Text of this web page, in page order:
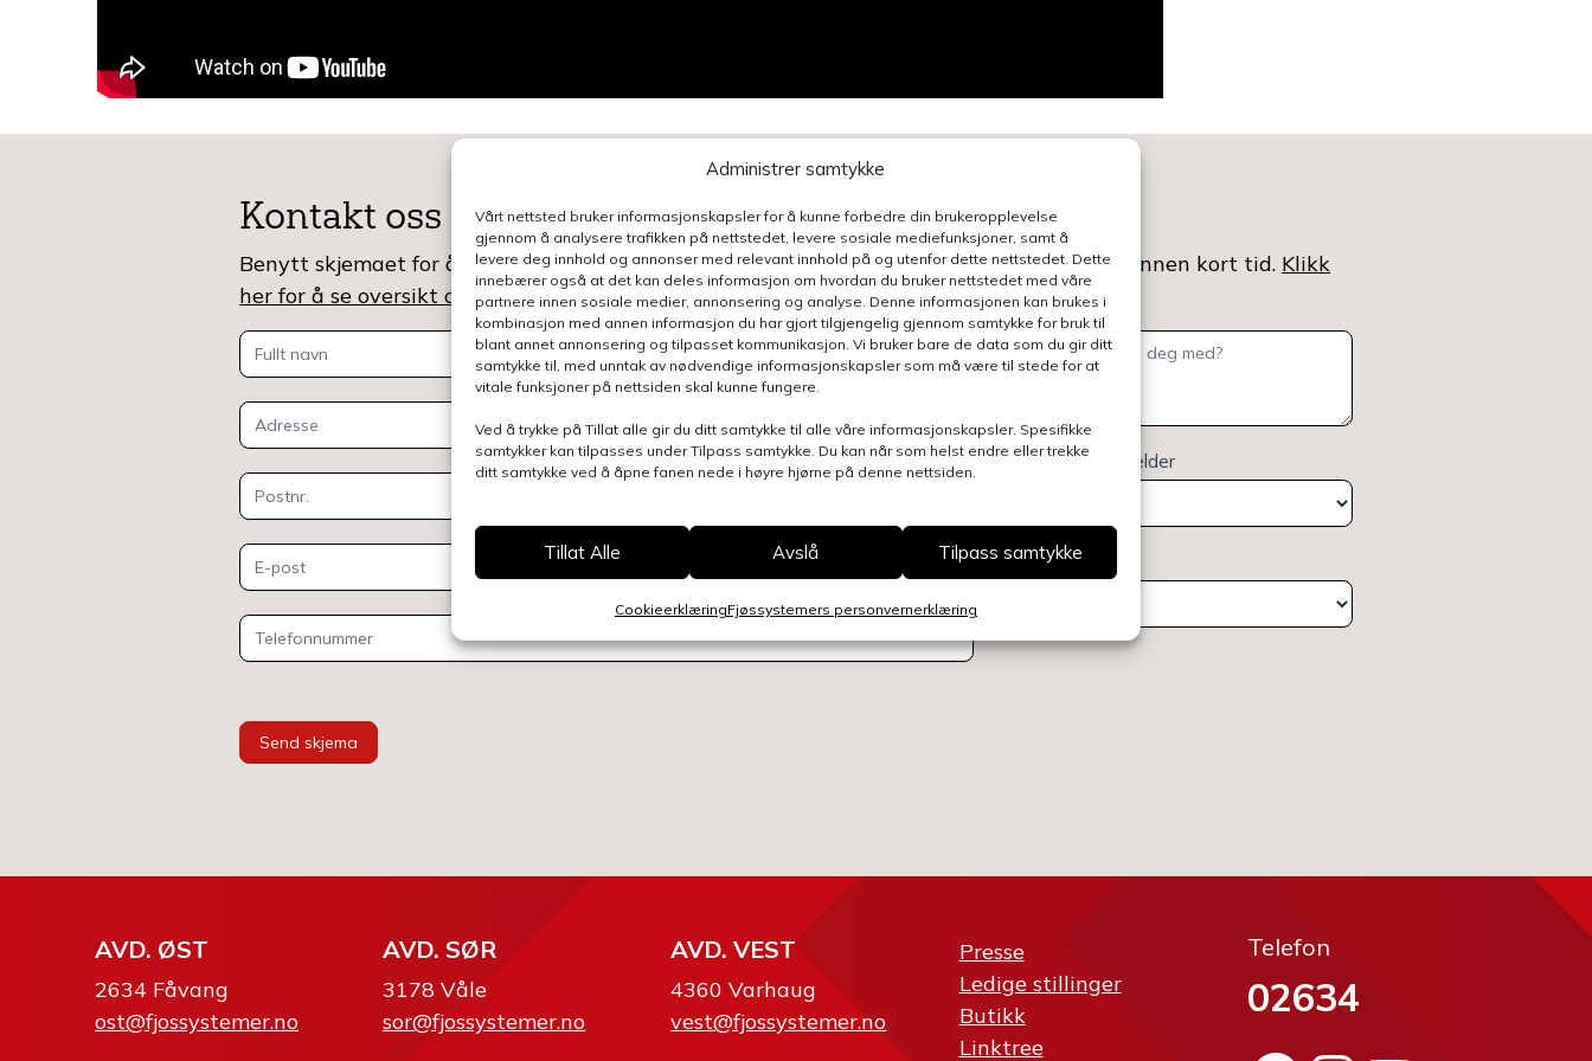
Administrer samtykke
Vårt nettsted bruker informasjonskapsler for å kunne forbedre din brukeropplevelse
gjennom å analysere trafikken på nettstedet, levere sosiale mediefunksjoner, samt å
levere deg innhold og annonser med relevant innhold på og utenfor dette nettstedet. Dette
innebærer også at det kan deles informasjon om hvordan du bruker nettstedet med våre
partnere innen sosiale medier, annonsering og analyse. Denne informasjonen kan brukes i
kombinasjon med annen informasjon du har gjort tilgjengelig gjennom samtykke for bruk til
blant annet annonsering og tilpasset kommunikasjon. Vi bruker bare de data som du gir ditt
samtykke til, med unntak av nødvendige informasjonskapsler som må være til stede for at
vitale funksjoner på nettsiden skal kunne fungere.
Ved å trykke på Tillat alle gir du ditt samtykke til alle våre informasjonskapsler. Spesifikke
samtykker kan tilpasses under Tilpass samtykke. Du kan når som helst endre eller trekke
ditt samtykke ved å åpne fanen nede i høyre hjørne på denne nettsiden.
Tillat Alle Avslå Tilpass samtykke
CookieerklæringFjøssystemers personvernerklæring
Kontakt oss
Benytt skjemaet for å gjøre en henvendelse relatert til denne siden, så blir du kontaktet innen kort tid. Klikk
her for å se oversikt over kontaktpersoner
Kontakt
oss
Henvendelsen gjelder
Velg avdeling
Send skjema
AVD. ØST
2634 Fåvang
ost@fjossystemer.no
AVD. SØR
3178 Våle
sor@fjossystemer.no
AVD. VEST
4360 Varhaug
vest@fjossystemer.no
Presse
Ledige stillinger
Butikk
Linktree
Telefon
02634